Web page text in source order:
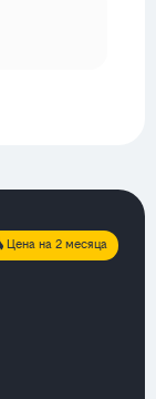
Цена на 2 месяца